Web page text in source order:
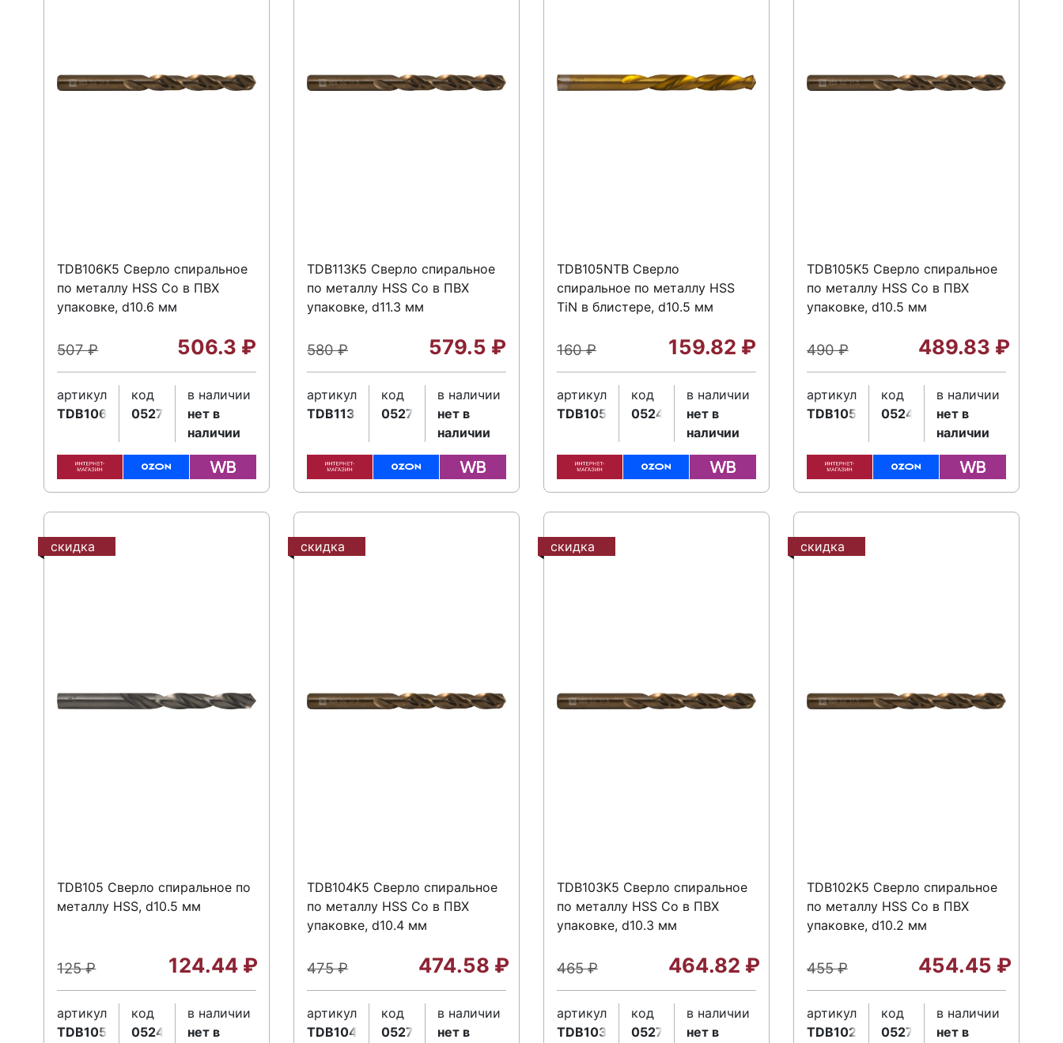
TDB106K5 Сверло спиральное
по металлу HSS Co в ПВХ
упаковке, d10.6 мм
507₽ 506.3 ₽
артикул
TDB106K5
код
052715
в наличии
нет в
наличии
TDB113K5 Сверло спиральное
по металлу HSS Co в ПВХ
упаковке, d11.3 мм
580₽ 579.5 ₽
артикул
TDB113K5
код
052721
в наличии
нет в
наличии
TDB105NTB Сверло
спиральное по металлу HSS
TiN в блистере, d10.5 мм
160₽ 159.82 ₽
артикул
TDB105NTB
код
052444
в наличии
нет в
наличии
TDB105K5 Сверло спиральное
по металлу HSS Co в ПВХ
упаковке, d10.5 мм
490₽ 489.83 ₽
артикул
TDB105K5
код
052472
в наличии
нет в
наличии
скидка
TDB105 Сверло спиральное по
металлу HSS, d10.5 мм
125₽ 124.44 ₽
артикул
TDB105
код
052416
в наличии
нет в
скидка
TDB104K5 Сверло спиральное
по металлу HSS Co в ПВХ
упаковке, d10.4 мм
475₽ 474.58 ₽
артикул
TDB104K5
код
052714
в наличии
нет в
скидка
TDB103K5 Сверло спиральное
по металлу HSS Co в ПВХ
упаковке, d10.3 мм
465₽ 464.82 ₽
артикул
TDB103K5
код
052713
в наличии
нет в
скидка
TDB102K5 Сверло спиральное
по металлу HSS Co в ПВХ
упаковке, d10.2 мм
455₽ 454.45 ₽
артикул
TDB102K5
код
052712
в наличии
нет в